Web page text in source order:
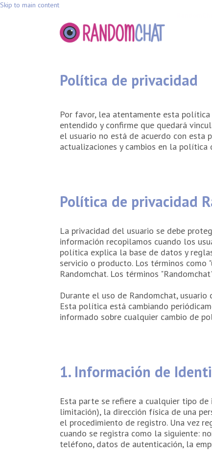
Skip to main content
Política de privacidad
Por favor, lea atentamente esta
entendido y confirme que quedará
el usuario no está de acuerdo con esta
actualizaciones y cambios en la política
Política de privacidad
La privacidad del usuario se debe
información recopilamos cuando los
política explica la base de datos y
servicio o producto. Los términos como
Randomchat. Los términos
Durante el uso de Randomchat,
Esta política está cambiando
informado sobre cualquier cambio de
1. Información de
Esta parte se refiere a cualquier tipo
limitación), la dirección física de una
el procedimiento de registro. Una vez
cuando se registra como la siguiente:
teléfono, datos de autenticación, la